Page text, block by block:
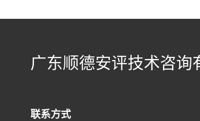
广东顺德安评技术咨询
联系方式